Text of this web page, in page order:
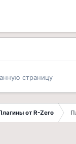
страницу
от R-Zero